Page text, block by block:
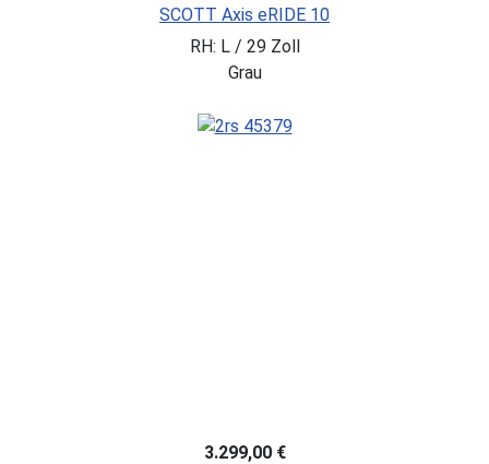
SCOTT Axis eRIDE 10
RH: L / 29 Zoll
Grau
3.299,00 €